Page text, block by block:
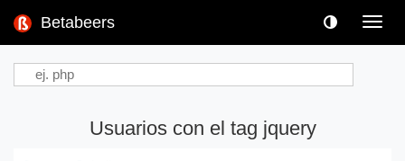
Betabeers
Usuarios con el tag jquery